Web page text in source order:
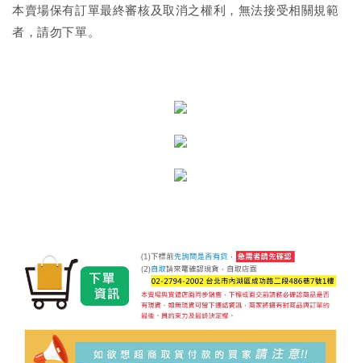
本賣場保有訂單最終審核及取消之權利，無法接受相關規範
者，請勿下單。